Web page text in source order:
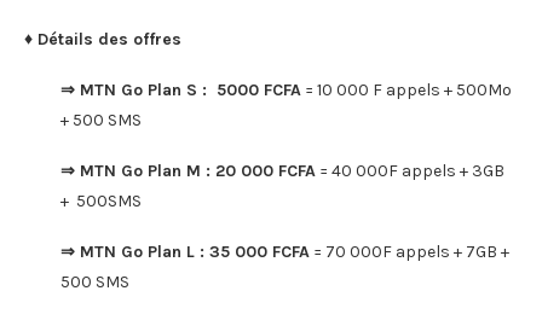
♦ Détails des offres
⇒ MTN Go Plan S : 5000 FCFA = 10 000 F appels + 500Mo
+ 500 SMS
⇒ MTN Go Plan M : 20 000 FCFA = 40 000F appels + 3GB
+ 500SMS
⇒ MTN Go Plan L : 35 000 FCFA = 70 000F appels + 7GB +
500 SMS